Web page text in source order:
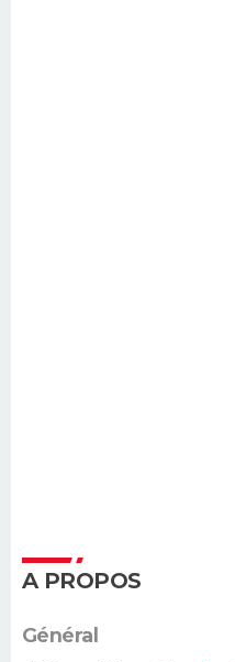
A PROPOS
Général